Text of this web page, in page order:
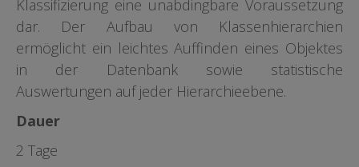
Klassifizierung eine unabdingbare Voraussetzung
dar. Der Aufbau von Klassenhierarchien
ermöglicht ein leichtes Auffinden eines Objektes
in der Datenbank sowie statistische
Auswertungen auf jeder Hierarchieebene.
Dauer
2 Tage